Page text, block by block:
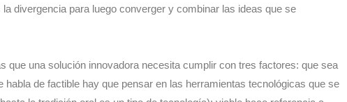
divergencia para luego converger y combinar las ideas que se
que una solución innovadora necesita cumplir con tres factores: que sea
habla de factible hay que pensar en las herramientas tecnológicas que se